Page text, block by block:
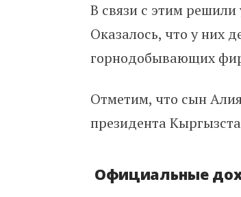
В связи с этим
Оказалось, что у них
горнодобывающих
Отметим, что сын
президента
Официальные